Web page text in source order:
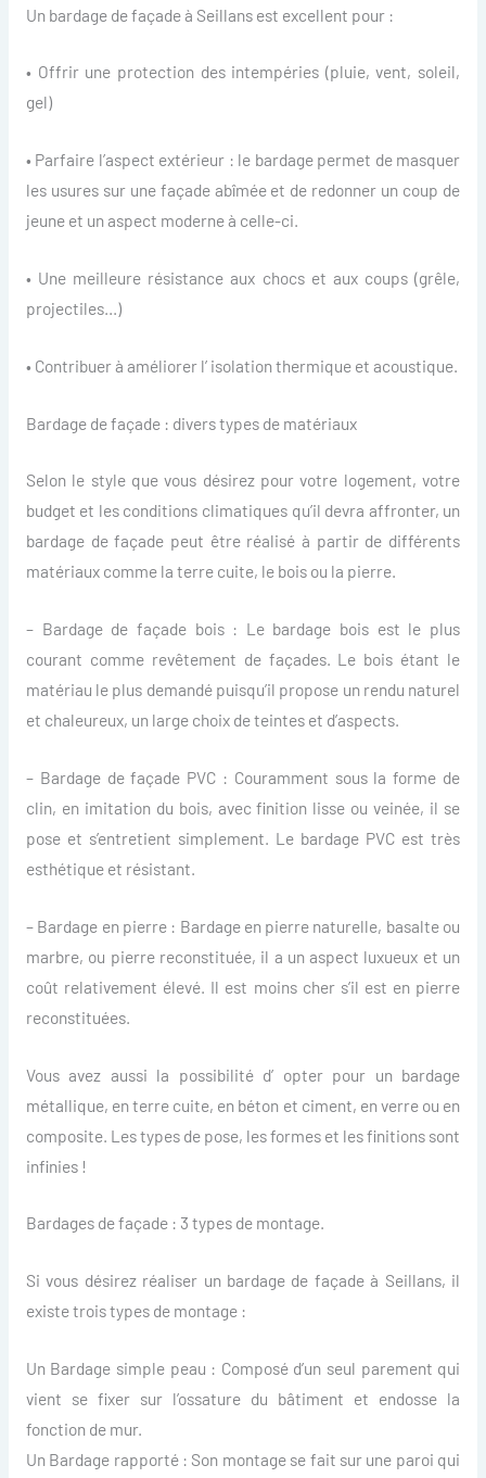
Un bardage de façade à Seillans est excellent pour :
• Offrir une protection des intempéries (pluie, vent, soleil,
gel)
• Parfaire l’aspect extérieur : le bardage permet de masquer
les usures sur une façade abîmée et de redonner un coup de
jeune et un aspect moderne à celle-ci.
• Une meilleure résistance aux chocs et aux coups (grêle,
projectiles…)
• Contribuer à améliorer l’ isolation thermique et acoustique.
Bardage de façade : divers types de matériaux
Selon le style que vous désirez pour votre logement, votre
budget et les conditions climatiques qu’il devra affronter, un
bardage de façade peut être réalisé à partir de différents
matériaux comme la terre cuite, le bois ou la pierre.
– Bardage de façade bois : Le bardage bois est le plus
courant comme revêtement de façades. Le bois étant le
matériau le plus demandé puisqu’il propose un rendu naturel
et chaleureux, un large choix de teintes et d’aspects.
– Bardage de façade PVC : Couramment sous la forme de
clin, en imitation du bois, avec finition lisse ou veinée, il se
pose et s’entretient simplement. Le bardage PVC est très
esthétique et résistant.
– Bardage en pierre : Bardage en pierre naturelle, basalte ou
marbre, ou pierre reconstituée, il a un aspect luxueux et un
coût relativement élevé. Il est moins cher s’il est en pierre
reconstituées.
Vous avez aussi la possibilité d’ opter pour un bardage
métallique, en terre cuite, en béton et ciment, en verre ou en
composite. Les types de pose, les formes et les finitions sont
infinies !
Bardages de façade : 3 types de montage.
Si vous désirez réaliser un bardage de façade à Seillans, il
existe trois types de montage :
Un Bardage simple peau : Composé d’un seul parement qui
vient se fixer sur l’ossature du bâtiment et endosse la
fonction de mur.
Un Bardage rapporté : Son montage se fait sur une paroi qui